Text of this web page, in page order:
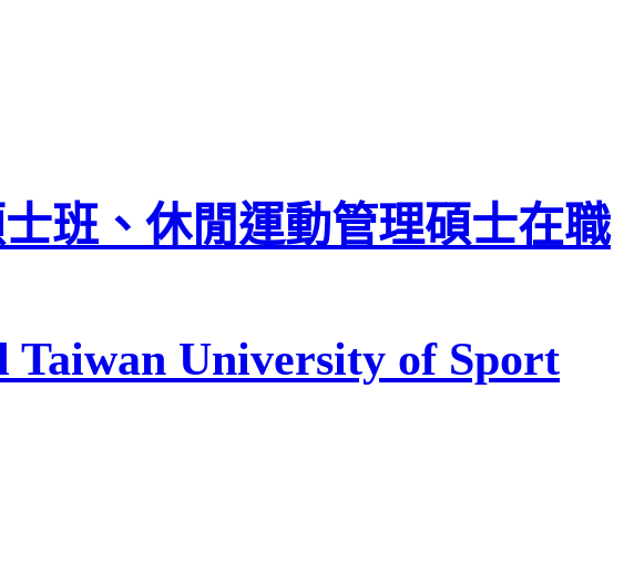
班、休閒運動管理碩士在職
Taiwan University of Sport